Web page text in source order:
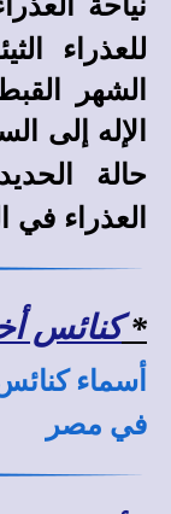
الشهر
الإله إلى
حالة
العذراء في
*كنائس
أسماء
في مصر